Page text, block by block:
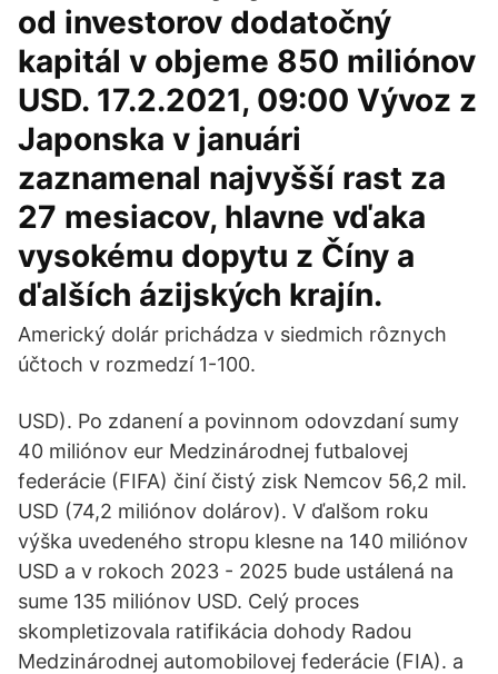
od investorov dodatočný
kapitál v objeme 850 miliónov
USD. 17.2.2021, 09:00 Vývoz z
Japonska v januári
zaznamenal najvyšší rast za
27 mesiacov, hlavne vďaka
vysokému dopytu z Číny a
ďalších ázijských krajín.
Americký dolár prichádza v siedmich rôznych
účtoch v rozmedzí 1-100.
USD). Po zdanení a povinnom odovzdaní sumy
40 miliónov eur Medzinárodnej futbalovej
federácie (FIFA) činí čistý zisk Nemcov 56,2 mil.
USD (74,2 miliónov dolárov). V ďalšom roku
výška uvedeného stropu klesne na 140 miliónov
USD a v rokoch 2023 - 2025 bude ustálená na
sume 135 miliónov USD. Celý proces
skompletizovala ratifikácia dohody Radou
Medzinárodnej automobilovej federácie (FIA). a